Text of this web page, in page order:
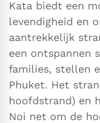
Kata biedt een
levendigheid en
aantrekkelijk
een ontspannen
families, stellen
Phuket. Het
hoofdstrand) en
Noi net om de